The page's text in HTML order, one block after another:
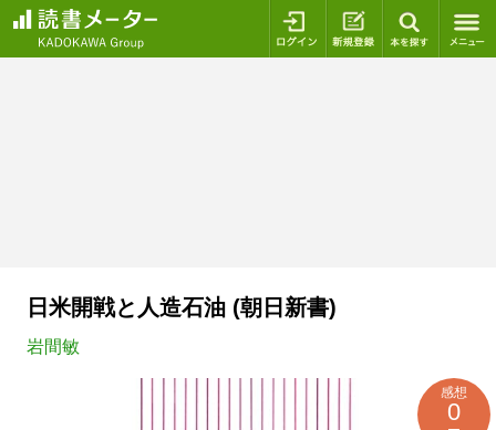
ログイン 新規登録
日米開戦と人造石油 (朝日新書)
岩間敏
感想
0